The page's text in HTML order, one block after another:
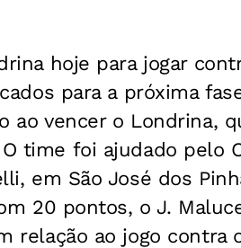
hoje para jogar
para a próxima
ao vencer o Londrina,
time foi ajudado pelo
em São José dos
20 pontos, o J.
relação ao jogo contra